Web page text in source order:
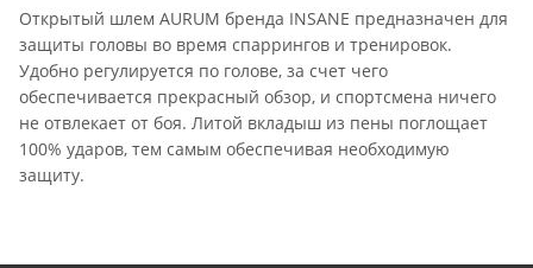
Открытый шлем AURUM бренда INSANE предназначен для
защиты головы во время спаррингов и тренировок.
Удобно регулируется по голове, за счет чего
обеспечивается прекрасный обзор, и спортсмена ничего
не отвлекает от боя. Литой вкладыш из пены поглощает
100% ударов, тем самым обеспечивая необходимую
защиту.